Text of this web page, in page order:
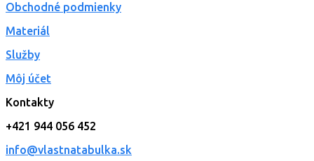
Obchodné podmienky
Materiál
Služby
Môj účet
Kontakty
+421 944 056 452
info@vlastnatabulka.sk